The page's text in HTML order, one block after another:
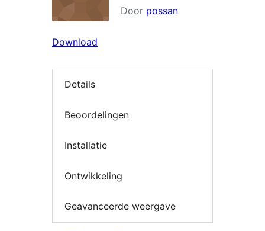
Door possan
Download
Details
Beoordelingen
Installatie
Ontwikkeling
Geavanceerde weergave